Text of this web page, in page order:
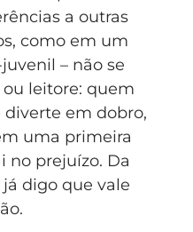
a outras
como em um
– não se
leitore: quem
diverte em dobro,
uma primeira
no prejuízo. Da
digo que vale